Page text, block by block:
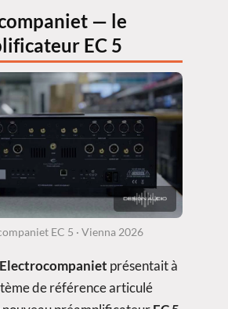
— le
EC 5
EC 5 · Vienna 2026
Electrocompaniet présentait à
de référence articulé